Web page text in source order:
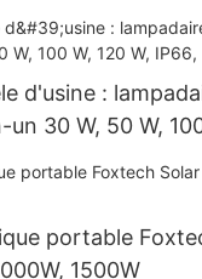
d'usine :
30 W, 50 W,
portable
1500W